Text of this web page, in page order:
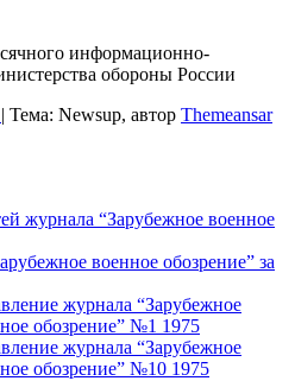
информационно-
обороны России
| Тема: Newsup, автор Themeansar
журнала “Зарубежное военное
военное обозрение” за
журнала “Зарубежное
обозрение” №1 1975
журнала “Зарубежное
обозрение” №10 1975